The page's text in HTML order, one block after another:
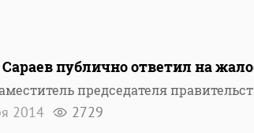
публично ответил на
председателя
2014 2729